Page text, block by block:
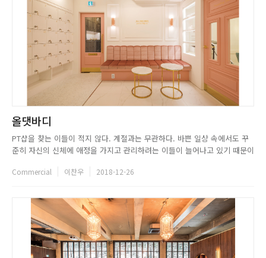
올댓바디
PT샵을 찾는 이들이 적지 않다. 계절과는 무관하다. 바쁜 일상 속에서도 꾸
준히 자신의 신체에 애정을 가지고 관리하려는 이들이 늘어나고 있기 때문이
흔한 기구들의 배치, 하드코어한 구조까지. 운동을 위해서가 아니면 결코 자
Commercial 이찬우 2018-12-26